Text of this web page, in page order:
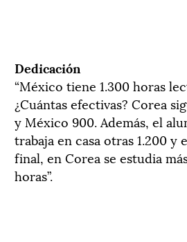
Dedicación
“México tiene 1.300 horas
¿Cuántas efectivas? Corea
y México 900. Además, el
trabaja en casa otras 1.200 y
final, en Corea se estudia
horas”.